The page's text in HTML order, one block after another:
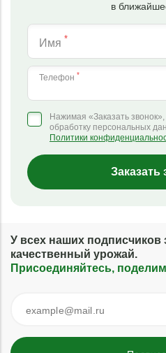
в
Имя *
Телефон *
Нажимая «Заказать
обработку персональных
Политики
Заказать
У всех наших подписчиков
качественный урожай.
Присоединяйтесь,